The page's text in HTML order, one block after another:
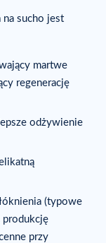
na sucho jest
martwe
regenerację
odżywienie
(typowe
produkcję
przy